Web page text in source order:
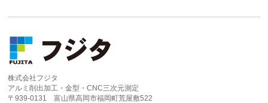
株式会社フジタ
アルミ削出加工・金型・CNC三次元測定
〒939-0131 富山県高岡市福岡町荒屋敷522